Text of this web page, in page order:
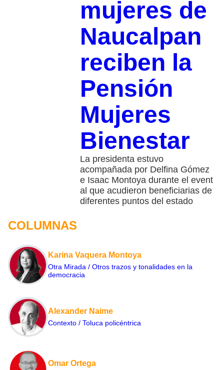
mujeres de
Naucalpan
reciben la
Pensión
Mujeres
Bienestar
La presidenta estuvo
acompañada por Delfina Gómez
e Isaac Montoya durante el event
al que acudieron beneficiarias de
diferentes puntos del estado
COLUMNAS
Karina Vaquera Montoya
Otra Mirada / Otros trazos y tonalidades en la
democracia
Alexander Naime
Contexto / Toluca policéntrica
Omar Ortega